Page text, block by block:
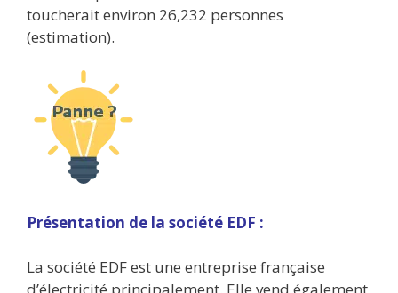
toucherait environ 26,232 personnes
(estimation).
Présentation de la société EDF :
La société EDF est une entreprise française